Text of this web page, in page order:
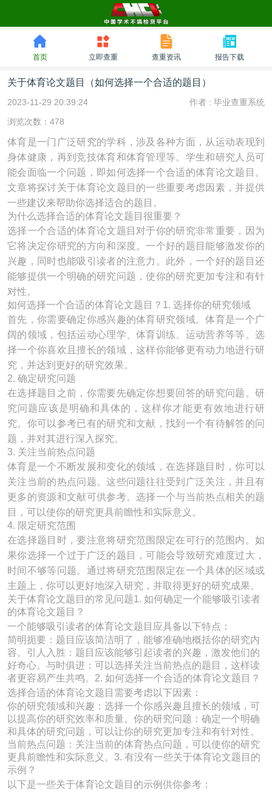
首页 立即查重 查重资讯 报告下载
关于体育论文题目（如何选择一个合适的题目）
2023-11-29 20:39:24 作者 : 毕业查重系统
浏览次数：478
体育是一门广泛研究的学科，涉及各种方面，从运动表现到
身体健康，再到竞技体育和体育管理等。学生和研究人员可
能会面临一个问题，即如何选择一个合适的体育论文题目。
文章将探讨关于体育论文题目的一些重要考虑因素，并提供
一些建议来帮助你选择适合的题目。
为什么选择合适的体育论文题目很重要？
选择一个合适的体育论文题目对于你的研究非常重要，因为
它将决定你研究的方向和深度。一个好的题目能够激发你的
兴趣，同时也能吸引读者的注意力。此外，一个好的题目还
能够提供一个明确的研究问题，使你的研究更加专注和有针
对性。
如何选择一个合适的体育论文题目？1. 选择你的研究领域
首先，你需要确定你感兴趣的体育研究领域。体育是一个广
阔的领域，包括运动心理学、体育训练、运动营养等等。选
择一个你喜欢且擅长的领域，这样你能够更有动力地进行研
究，并达到更好的研究效果。
2. 确定研究问题
在选择题目之前，你需要先确定你想要回答的研究问题。研
究问题应该是明确和具体的，这样你才能更有效地进行研
究。你可以参考已有的研究和文献，找到一个有待解答的问
题，并对其进行深入探究。
3. 关注当前热点问题
体育是一个不断发展和变化的领域，在选择题目时，你可以
关注当前的热点问题。这些问题往往受到广泛关注，并且有
更多的资源和文献可供参考。选择一个与当前热点相关的题
目，可以使你的研究更具前瞻性和实际意义。
4. 限定研究范围
在选择题目时，要注意将研究范围限定在可行的范围内。如
果你选择一个过于广泛的题目，可能会导致研究难度过大，
时间不够等问题。通过将研究范围限定在一个具体的区域或
主题上，你可以更好地深入研究，并取得更好的研究成果。
关于体育论文题目的常见问题1. 如何确定一个能够吸引读者
的体育论文题目？
一个能够吸引读者的体育论文题目应具备以下特点：
简明扼要：题目应该简洁明了，能够准确地概括你的研究内
容。引人入胜：题目应该能够引起读者的兴趣，激发他们的
好奇心。与时俱进：可以选择关注当前热点的题目，这样读
者更容易产生共鸣。2. 如何选择一个合适的体育论文题目？
选择合适的体育论文题目需要考虑以下因素：
你的研究领域和兴趣：选择一个你感兴趣且擅长的领域，可
以提高你的研究效率和质量。你的研究问题：确定一个明确
和具体的研究问题，可以让你的研究更加专注和有针对性。
当前热点问题：关注当前的体育热点问题，可以使你的研究
更具前瞻性和实际意义。3. 有没有一些关于体育论文题目的
示例？
以下是一些关于体育论文题目的示例供你参考：